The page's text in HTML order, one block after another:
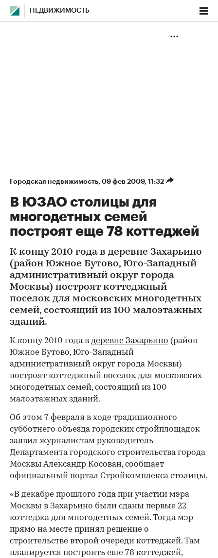
НЕДВИЖИМОСТЬ
Городская недвижимость⁠, 09 фев 2009, 11:32
В ЮЗАО столицы для
многодетных семей
построят еще 78 коттеджей
К концу 2010 года в деревне Захарьино
(район Южное Бутово, Юго-Западный
административный округ города
Москвы) построят коттеджный
поселок для московских многодетных
семей, состоящий из 100 малоэтажных
зданий.
К концу 2010 года в деревне Захарьино (район
Южное Бутово, Юго-Западный
административный округ города Москвы)
построят коттеджный поселок для московских
многодетных семей, состоящий из 100
малоэтажных зданий.
Об этом 7 февраля в ходе традиционного
субботнего объезда городских стройплощадок
заявил журналистам руководитель
Департамента городского строительства города
Москвы Александр Косован, сообщает
официальный портал Стройкомплекса столицы.
«В декабре прошлого года при участии мэра
Москвы в Захарьино были сданы первые 22
коттеджа для многодетных семей. Тогда мэр
прямо на месте принял решение о
строительстве второй очереди коттеджей. Там
планируется построить еще 78 коттеджей,